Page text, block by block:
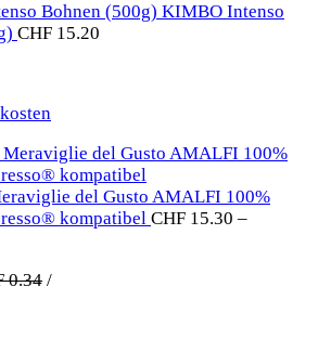
KIMBO Intenso
CHF 15.20
del Gusto AMALFI 100%
kompatibel CHF 15.30 –
0.34 /